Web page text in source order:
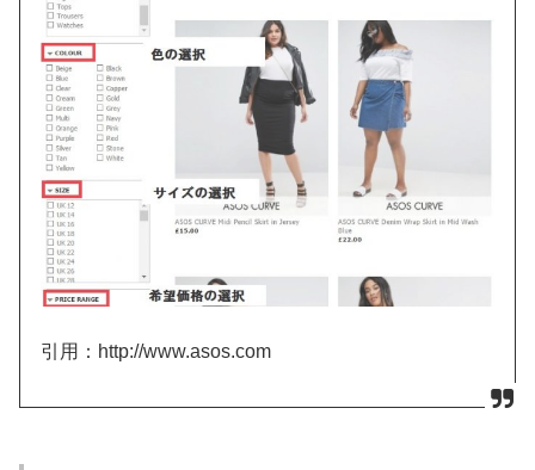
引用：http://www.asos.com